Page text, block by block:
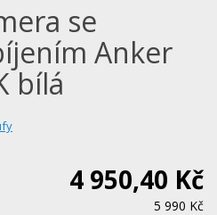
se
Anker
bílá
4 950,40 Kč
5 990 Kč